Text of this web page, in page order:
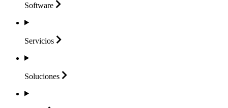
Software
Servicios
Soluciones